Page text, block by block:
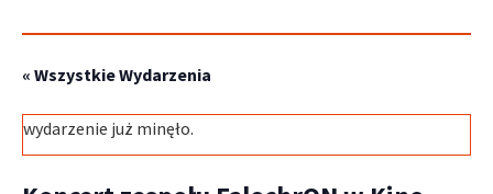
« Wszystkie Wydarzenia
wydarzenie już minęło.